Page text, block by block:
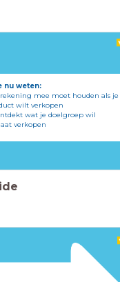
nu weten:
mee moet houden als je
wilt verkopen
wat je doelgroep wil
verkopen